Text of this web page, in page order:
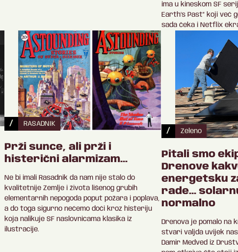
ima u kineskom SF
Earth’s Past” koji već
sada čeka i Netflix
/ RASADNIK
Prži sunce, ali prži i
histerični alarmizam...
Ne bi imali Rasadnik da nam nije stalo do
kvalitetnije Zemlje i života lišenog grubih
elementarnih nepogoda poput požara i poplava,
a do toga sigurno nećemo doći kroz histeriju
koja nalikuje SF naslovnicama klasika iz
ilustracije.
/ Zeleno
Pitali smo
Drenove
energetsku
rade...
normalno
Drenova je pomalo na
stvari valjda uvijek
Damir Medved iz